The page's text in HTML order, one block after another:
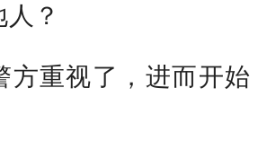
？
方重视了，进而开始